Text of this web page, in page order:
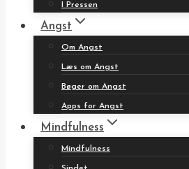
I Pressen
Angst
Om Angst
Læs om Angst
Bøger om Angst
Apps for Angst
Mindfulness
Mindfulness